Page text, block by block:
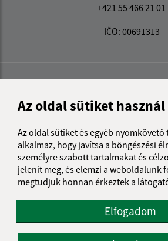
Az oldal sütiket használ
Az oldal sütiket és egyéb
alkalmaz, hogy javítsa a böngészési
személyre szabott tartalmakat és
jelenít meg, és elemzi a weboldalunk
megtudjuk honnan érkeztek a
Elfogadom
+421 55 466 21 01
IČO: 00691313